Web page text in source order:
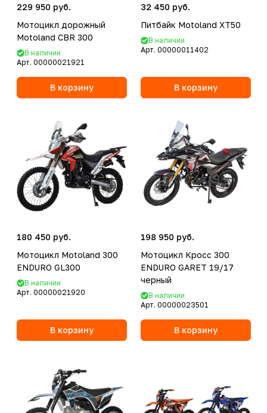
229 950 руб.
Мотоцикл дорожный
Motoland CBR 300
В наличии
Арт. 00000021921
В корзину
32 450 руб.
Питбайк Motoland XT50
В наличии
Арт. 00000011402
В корзину
180 450 руб.
Мотоцикл Motoland 300
ENDURO GL300
В наличии
Арт. 00000021920
В корзину
198 950 руб.
Мотоцикл Кросс 300
ENDURO GARET 19/17
черный
В наличии
Арт. 00000023501
В корзину